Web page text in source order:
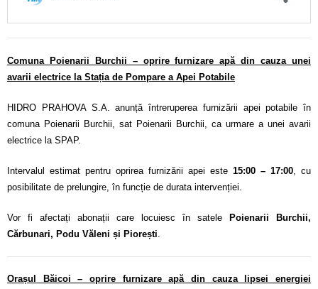
Comuna Poienarii Burchii – oprire furnizare apă din cauza unei
avarii electrice la Stația de Pompare a Apei Potabile
HIDRO PRAHOVA S.A. anunță întreruperea furnizării apei potabile în
comuna Poienarii Burchii, sat Poienarii Burchii, ca urmare a unei avarii
electrice la SPAP.
Intervalul estimat pentru oprirea furnizării apei este 15:00 – 17:00 , cu
posibilitate de prelungire, în funcție de durata intervenției.
Vor fi afectați abonații care locuiesc în satele Poienarii Burchii,
Cărbunari, Podu Văleni și Piorești
Orașul Băicoi – oprire furnizare apă din cauza lipsei energiei